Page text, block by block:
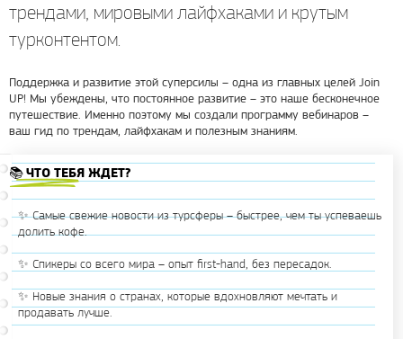
трендами, мировыми лайфхаками и крутым
турконтентом.
Поддержка и развитие этой суперсилы – одна из главных целей Join
UP! Мы убеждены, что постоянное развитие – это наше бесконечное
путешествие. Именно поэтому мы создали программу вебинаров –
ваш гид по трендам, лайфхакам и полезным знаниям.
📚 ЧТО ТЕБЯ ЖДЕТ?
✨ Самые свежие новости из турсферы – быстрее, чем ты успеваешь
долить кофе.
✨ Спикеры со всего мира – опыт first-hand, без пересадок.
✨ Новые знания о странах, которые вдохновляют мечтать и
продавать лучше.